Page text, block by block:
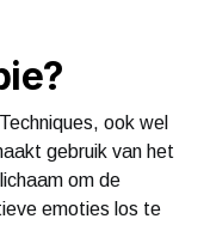
ook wel
gebruik van het
om de
emoties los te